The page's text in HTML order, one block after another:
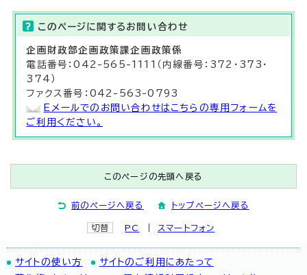
このページに関する お問い合わせ
企画財政部企画政策課企画政策係
電話番号：042-565-1111（内線番号：372・373・
374）
ファクス番号：042-563-0793
Eメールでのお問い合わせはこちらの専用フォームを
ご利用ください。
このページの先頭へ戻る
前のページへ戻る トップページへ戻る
切替 PC スマートフォン
サイトの使い方
サイトのご利用にあたって